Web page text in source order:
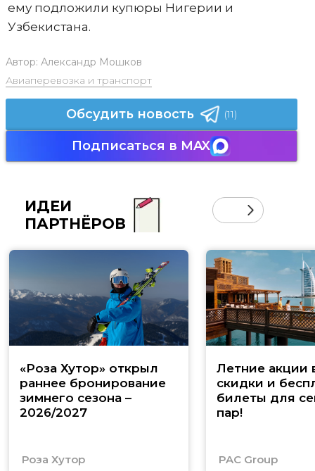
ему подложили купюры Нигерии и
Узбекистана.
Автор: Александр Мошков
Авиаперевозка и транспорт
Обсудить новость (11)
Подписаться в MAX
ИДЕИ
ПАРТНЁРОВ
«Роза Хутор» открыл
раннее бронирование
зимнего сезона –
2026/2027
Роза Хутор
Летние акции
скидки и
билеты для
пар!
PAC Group